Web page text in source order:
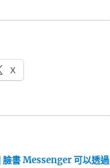
X
臉書 Messenger 可以透過